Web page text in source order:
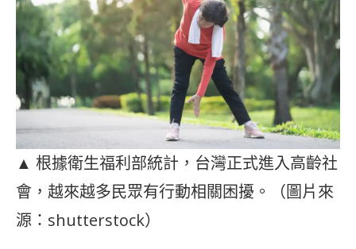
▲ 根據衛生福利部統計，台灣正式進入高齡社
會，越來越多民眾有行動相關困擾。（圖片來
源：shutterstock）